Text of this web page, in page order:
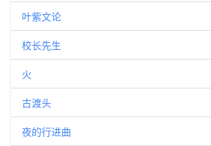
叶紫文论
校长先生
火
古渡头
夜的行进曲